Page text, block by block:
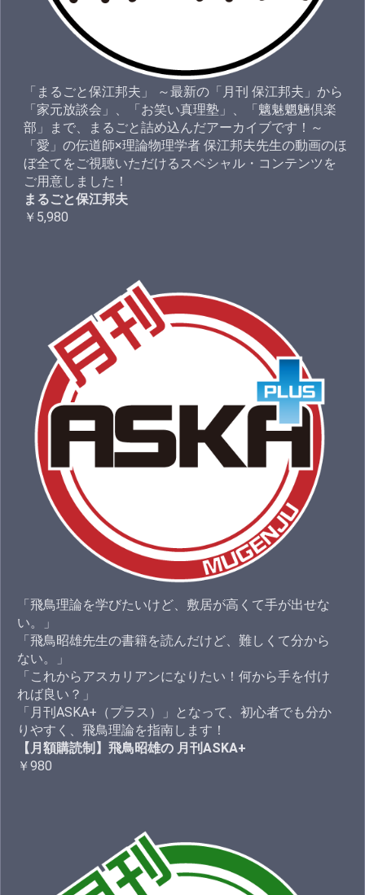
「まるごと保江邦夫」 ～最新の「月刊 保江邦夫」から
「家元放談会」、「お笑い真理塾」、「魑魅魍魎倶楽
部」まで、まるごと詰め込んだアーカイブです！～
「愛」の伝道師×理論物理学者 保江邦夫先生の動画のほ
ぼ全てをご視聴いただけるスペシャル・コンテンツを
ご用意しました！
まるごと保江邦夫
￥5,980
「飛鳥理論を学びたいけど、敷居が高くて手が出せな
い。」
「飛鳥昭雄先生の書籍を読んだけど、難しくて分から
ない。」
「これからアスカリアンになりたい！何から手を付け
れば良い？」
「月刊ASKA+（プラス）」となって、初心者でも分か
りやすく、飛鳥理論を指南します！
【月額購読制】飛鳥昭雄の 月刊ASKA+
￥980